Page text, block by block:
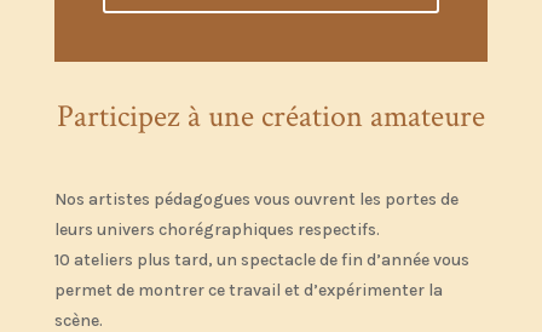
Participez à une création amateure
Nos artistes pédagogues vous ouvrent les portes de
leurs univers chorégraphiques respectifs.
10 ateliers plus tard, un spectacle de fin d’année vous
permet de montrer ce travail et d’expérimenter la
scène.